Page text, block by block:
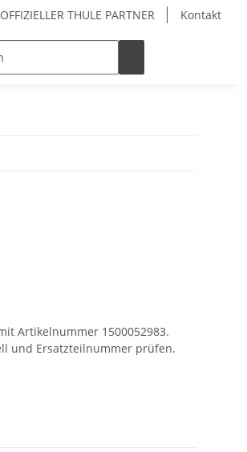
OFFIZIELLER THULE PARTNER Kontakt
Artikelnummer 1500052983.
und Ersatzteilnummer prüfen.